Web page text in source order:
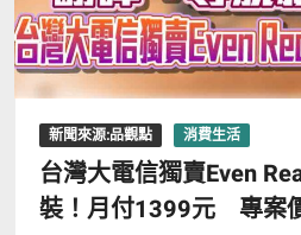
新聞來源:品觀點 消費生活
台灣大電信獨賣Even
裝！月付1399元 專案